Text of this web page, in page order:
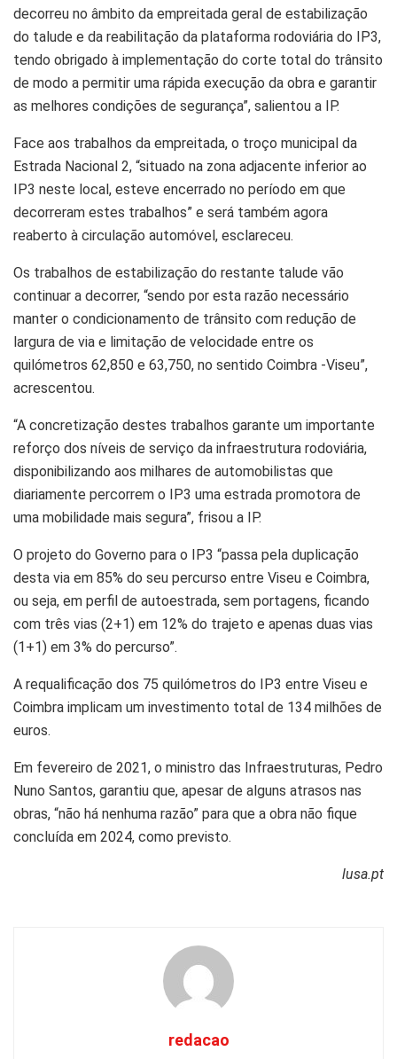
decorreu no âmbito da empreitada geral de estabilização
do talude e da reabilitação da plataforma rodoviária do IP3,
tendo obrigado à implementação do corte total do trânsito
de modo a permitir uma rápida execução da obra e garantir
as melhores condições de segurança”, salientou a IP.
Face aos trabalhos da empreitada, o troço municipal da
Estrada Nacional 2, “situado na zona adjacente inferior ao
IP3 neste local, esteve encerrado no período em que
decorreram estes trabalhos” e será também agora
reaberto à circulação automóvel, esclareceu.
Os trabalhos de estabilização do restante talude vão
continuar a decorrer, “sendo por esta razão necessário
manter o condicionamento de trânsito com redução de
largura de via e limitação de velocidade entre os
quilómetros 62,850 e 63,750, no sentido Coimbra -Viseu”,
acrescentou.
“A concretização destes trabalhos garante um importante
reforço dos níveis de serviço da infraestrutura rodoviária,
disponibilizando aos milhares de automobilistas que
diariamente percorrem o IP3 uma estrada promotora de
uma mobilidade mais segura”, frisou a IP.
O projeto do Governo para o IP3 “passa pela duplicação
desta via em 85% do seu percurso entre Viseu e Coimbra,
ou seja, em perfil de autoestrada, sem portagens, ficando
com três vias (2+1) em 12% do trajeto e apenas duas vias
(1+1) em 3% do percurso”.
A requalificação dos 75 quilómetros do IP3 entre Viseu e
Coimbra implicam um investimento total de 134 milhões de
euros.
Em fevereiro de 2021, o ministro das Infraestruturas, Pedro
Nuno Santos, garantiu que, apesar de alguns atrasos nas
obras, “não há nenhuma razão” para que a obra não fique
concluída em 2024, como previsto.
lusa.pt
redacao